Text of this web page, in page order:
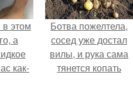
этом
а
как-
Ботва пожелтела,
сосед уже достал
вилы, и рука сама
тянется копать